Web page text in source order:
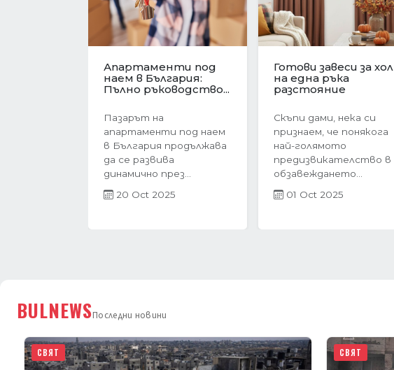
Имотният пазар във
Варна в
навечерието на
Имотният пазар във
Варна преживява
период на интензивен
растеж в навечерието
Революционен скок в
цените на
жилищата в
През последния
тримесечие на 2024
година жилищният
пазар в България
Предишна
BULNEWSПоследни новини
СВЯТ СВЯТ